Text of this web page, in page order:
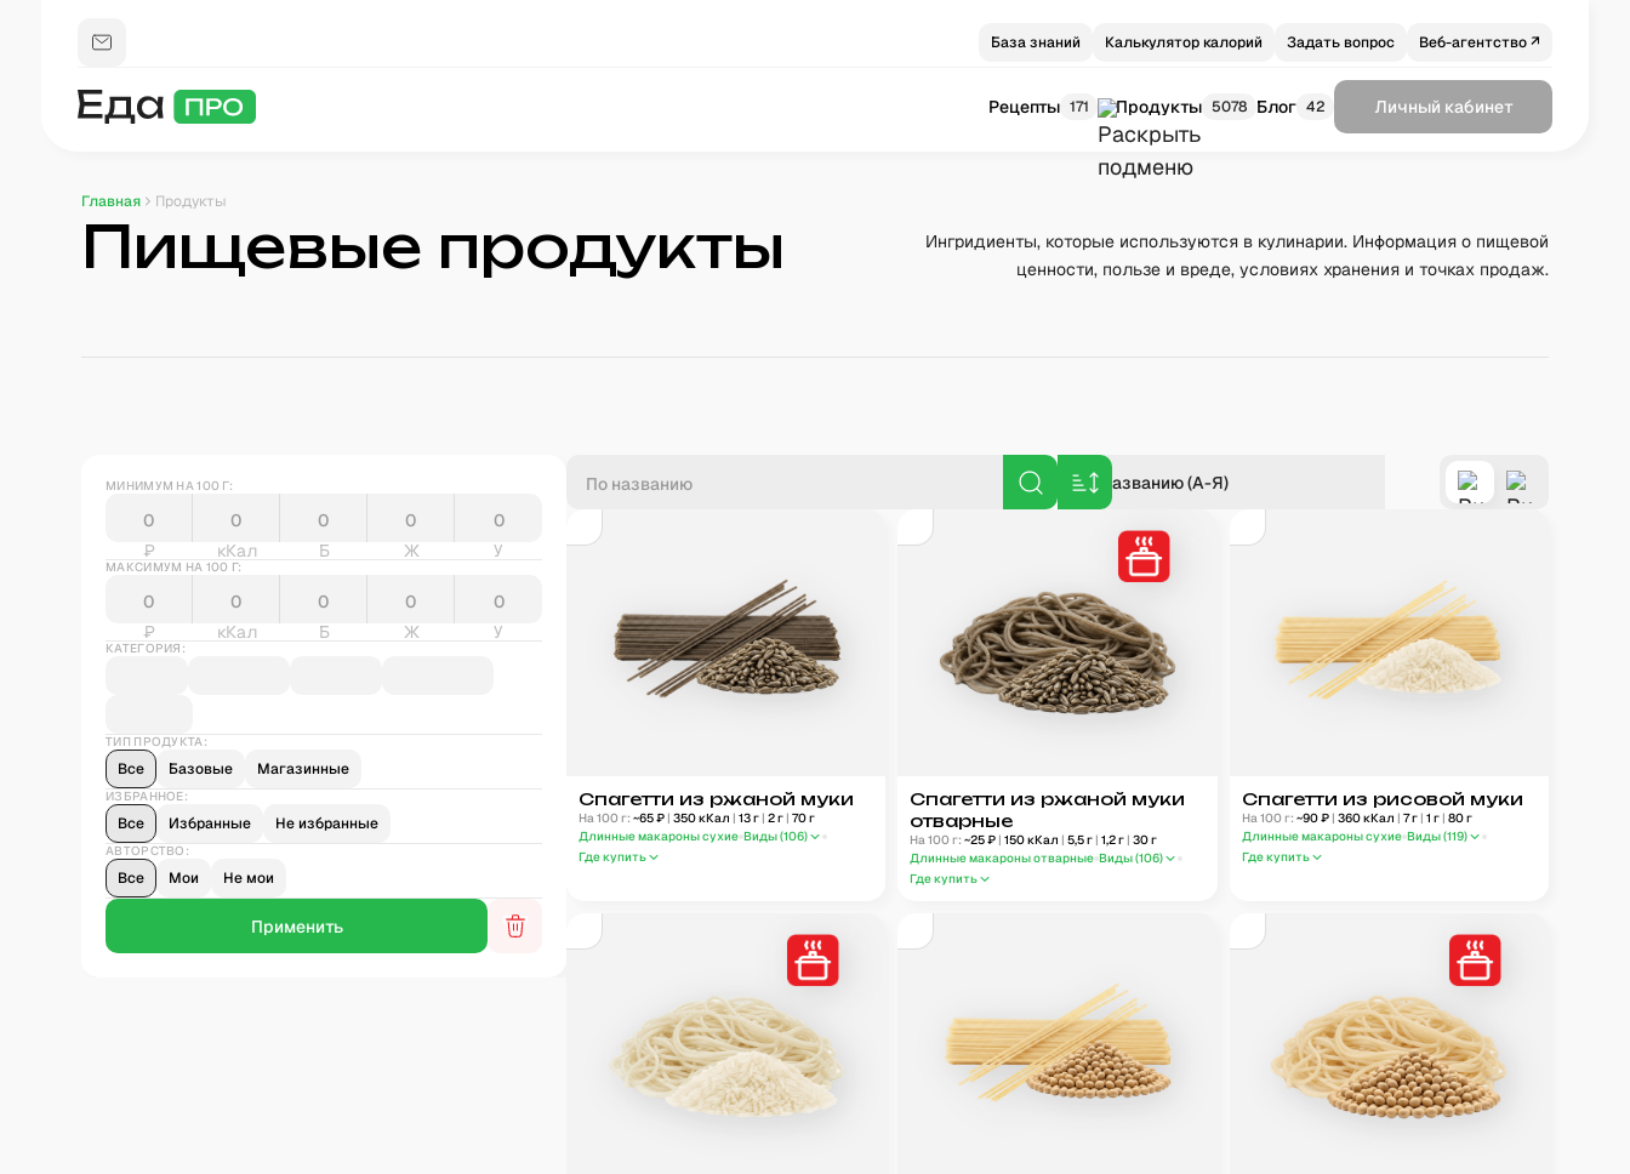
База знаний Калькулятор калорий Задать вопрос Веб-агентство ↗
Рецепты 171 Продукты 5078 Блог 42 Личный кабинет
Главная Продукты
Пищевые продукты
Ингридиенты, которые используются в кулинарии. Информация о пищевой
ценности, пользе и вреде, условиях хранения и точках продаж.
МИНИМУМ НА 100 Г:
₽ кКал Б Ж У
МАКСИМУМ НА 100 Г:
₽ кКал Б Ж У
КАТЕГОРИЯ:
ТИП ПРОДУКТА:
Все Базовые Магазинные
ИЗБРАННОЕ:
Все Избранные Не избранные
АВТОРСТВО:
Все Мои Не мои
По названию (А-Я)
Спагетти из ржаной муки
На 100 г: ~65₽ | 350кКал | 13г | 2г | 70г
Длинные макароны сухие Виды (106)
Где купить
Спагетти из ржаной муки
отварные
На 100 г: ~25₽ | 150кКал | 5,5г | 1,2г | 30г
Длинные макароны отварные Виды (106)
Где купить
Спагетти из рисовой муки
На 100 г: ~90₽ | 360кКал | 7г | 1 г | 80г
Длинные макароны сухие Виды (119)
Где купить